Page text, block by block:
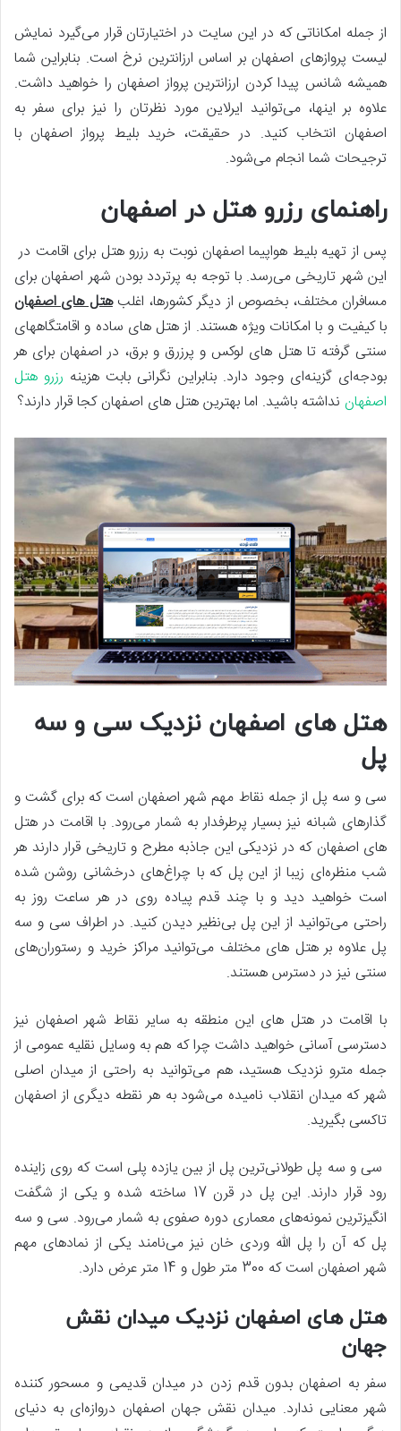
از جمله امکاناتی که در این سایت در اختیارتان قرار می‌گیرد نمایش
لیست پروازهای اصفهان بر اساس ارزانترین نرخ است. بنابراین شما
همیشه شانس پیدا کردن ارزانترین پرواز اصفهان را خواهید داشت.
علاوه بر اینها، می‌توانید ایرلاین مورد نظرتان را نیز برای سفر به
اصفهان انتخاب کنید. در حقیقت، خرید بلیط پرواز اصفهان با
ترجیحات شما انجام می‌شود.
راهنمای رزرو هتل در اصفهان
پس از تهیه بلیط هواپیما اصفهان نوبت به رزرو هتل برای اقامت در
این شهر تاریخی می‌رسد. با توجه به پرتردد بودن شهر اصفهان برای
مسافران مختلف، بخصوص از دیگر کشورها، اغلبهتل های اصفهان
با کیفیت و با امکانات ویژه هستند. از هتل های ساده و اقامتگاههای
سنتی گرفته تا هتل های لوکس و پرزرق و برق، در اصفهان برای هر
بودجه‌ای گزینه‌ای وجود دارد. بنابراین نگرانی بابت هزینه رزرو هتل
اصفهان نداشته باشید. اما بهترین هتل های اصفهان کجا قرار دارند؟
هتل های اصفهان نزدیک سی و سه
پل
سی و سه پل از جمله نقاط مهم شهر اصفهان است که برای گشت و
گذارهای شبانه نیز بسیار پرطرفدار به شمار می‌رود. با اقامت در هتل
های اصفهان که در نزدیکی این جاذبه مطرح و تاریخی قرار دارند هر
شب منظره‌ای زیبا از این پل که با چراغ‌های درخشانی روشن شده
است خواهید دید و با چند قدم پیاده روی در هر ساعت روز به
راحتی می‌توانید از این پل بی‌نظیر دیدن کنید. در اطراف سی و سه
پل علاوه بر هتل های مختلف می‌توانید مراکز خرید و رستوران‌های
سنتی نیز در دسترس هستند.
با اقامت در هتل های این منطقه به سایر نقاط شهر اصفهان نیز
دسترسی آسانی خواهید داشت چرا که هم به وسایل نقلیه عمومی از
جمله مترو نزدیک هستید، هم می‌توانید به راحتی از میدان اصلی
شهر که میدان انقلاب نامیده می‌شود به هر نقطه دیگری از اصفهان
تاکسی بگیرید.
سی و سه پل طولانی‌ترین پل از بین یازده پلی است که روی زاینده
رود قرار دارند. این پل در قرن 17 ساخته شده و یکی از شگفت
انگیزترین نمونه‌های معماری دوره صفوی به شمار می‌رود. سی و سه
پل که آن را پل الله وردی خان نیز می‌نامند یکی از نمادهای مهم
شهر اصفهان است که 300 متر طول و 14 متر عرض دارد.
هتل های اصفهان نزدیک میدان نقش
جهان
سفر به اصفهان بدون قدم زدن در میدان قدیمی و مسحور کننده
شهر معنایی ندارد. میدان نقش جهان اصفهان دروازه‌ای به دنیای